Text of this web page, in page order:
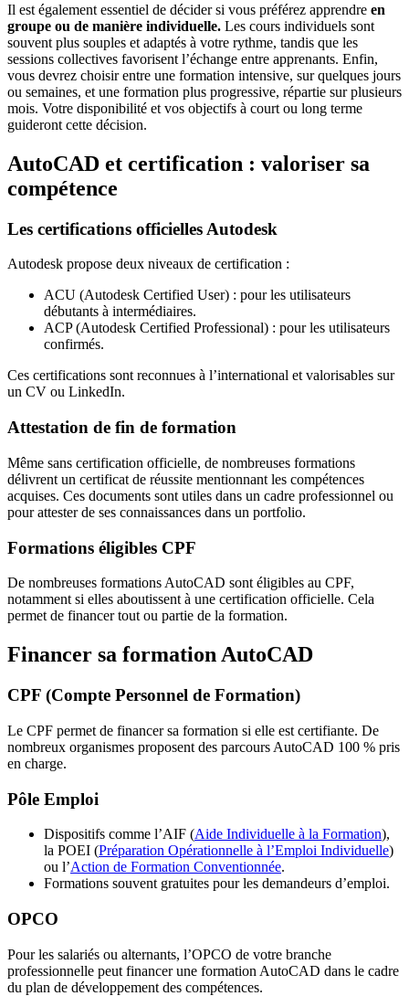
Il est également essentiel de décider si vous préférez apprendre en
groupe ou de manière individuelle. Les cours individuels sont
souvent plus souples et adaptés à votre rythme, tandis que les
sessions collectives favorisent l’échange entre apprenants. Enfin,
vous devrez choisir entre une formation intensive, sur quelques jours
ou semaines, et une formation plus progressive, répartie sur plusieurs
mois. Votre disponibilité et vos objectifs à court ou long terme
guideront cette décision.
AutoCAD et certification : valoriser sa
compétence
Les certifications officielles Autodesk
Autodesk propose deux niveaux de certification :
ACU (Autodesk Certified User) : pour les utilisateurs
débutants à intermédiaires.
ACP (Autodesk Certified Professional) : pour les utilisateurs
confirmés.
Ces certifications sont reconnues à l’international et valorisables sur
un CV ou LinkedIn.
Attestation de fin de formation
Même sans certification officielle, de nombreuses formations
délivrent un certificat de réussite mentionnant les compétences
acquises. Ces documents sont utiles dans un cadre professionnel ou
pour attester de ses connaissances dans un portfolio.
Formations éligibles CPF
De nombreuses formations AutoCAD sont éligibles au CPF,
notamment si elles aboutissent à une certification officielle. Cela
permet de financer tout ou partie de la formation.
Financer sa formation AutoCAD
CPF (Compte Personnel de Formation)
Le CPF permet de financer sa formation si elle est certifiante. De
nombreux organismes proposent des parcours AutoCAD 100 % pris
en charge.
Pôle Emploi
Dispositifs comme l’AIF (Aide Individuelle à la Formation),
la POEI (Préparation Opérationnelle à l’Emploi Individuelle)
ou l’Action de Formation Conventionnée.
Formations souvent gratuites pour les demandeurs d’emploi.
OPCO
Pour les salariés ou alternants, l’OPCO de votre branche
professionnelle peut financer une formation AutoCAD dans le cadre
du plan de développement des compétences.